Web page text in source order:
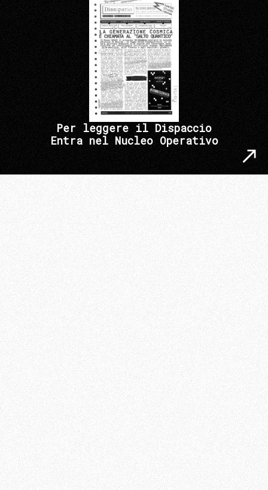
Per leggere il Dispaccio
Entra nel Nucleo Operativo